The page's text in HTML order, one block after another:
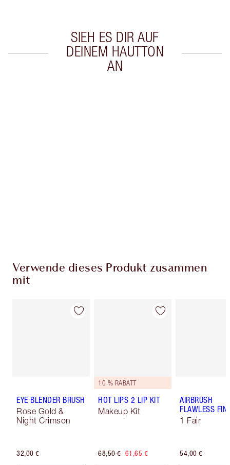
SIEH ES DIR AUF
DEINEM HAUTTON
AN
Verwende dieses Produkt zusammen
mit
EYE BLENDER BRUSH
Rose Gold &
Night Crimson
32,00 €
10 % RABATT
HOT LIPS 2 LIP KIT
Makeup Kit
68,50 € 61,65 €
AIRBRUSH
FLAWLESS
1 Fair
54,00 €